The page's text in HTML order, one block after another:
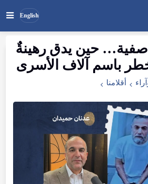
English
بحث صفية… حين يدق رهينةٌ
باسم آلاف الأسرى
أقلامنا